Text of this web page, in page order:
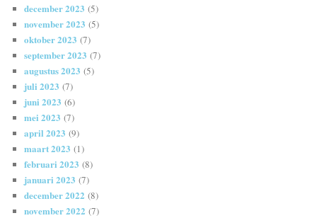
december 2023 (5)
november 2023 (5)
oktober 2023 (7)
september 2023 (7)
augustus 2023 (5)
juli 2023 (7)
juni 2023 (6)
mei 2023 (7)
april 2023 (9)
maart 2023 (1)
februari 2023 (8)
januari 2023 (7)
december 2022 (8)
november 2022 (7)